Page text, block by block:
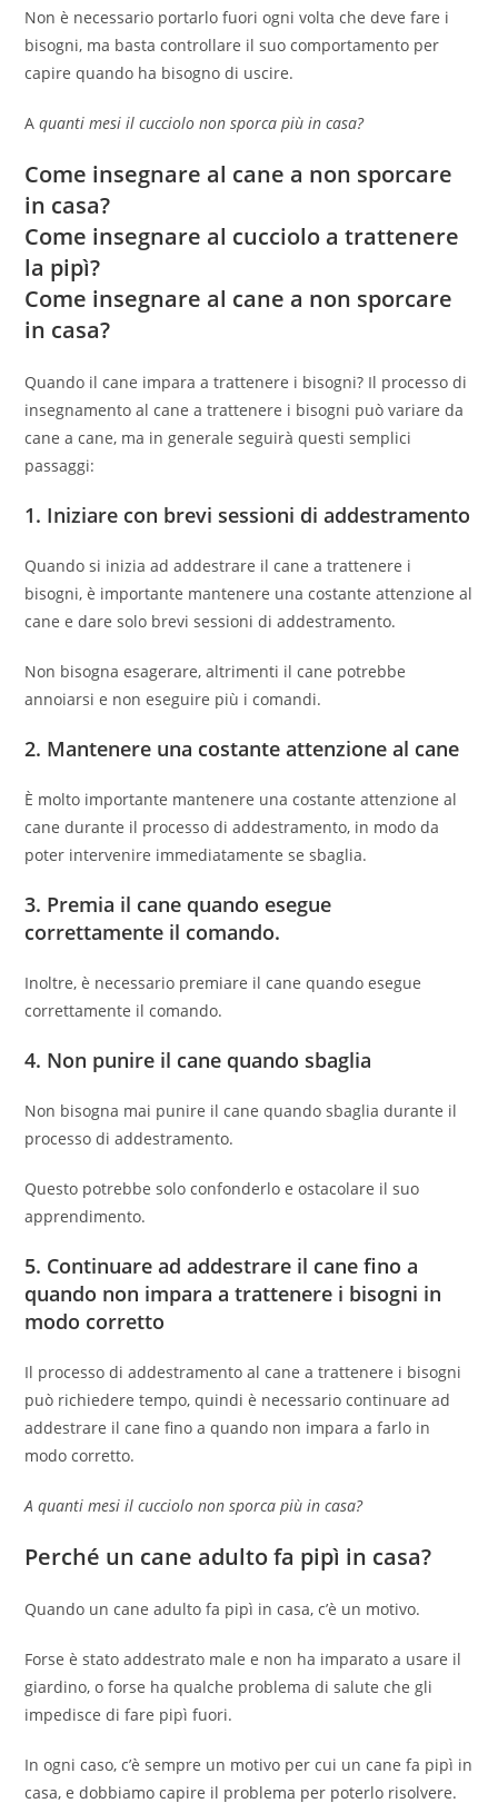
Non è necessario portarlo fuori ogni volta che deve fare i
bisogni, ma basta controllare il suo comportamento per
capire quando ha bisogno di uscire.
A quanti mesi il cucciolo non sporca più in casa?
Come insegnare al cane a non sporcare
in casa?
Come insegnare al cucciolo a trattenere
la pipì?
Come insegnare al cane a non sporcare
in casa?
Quando il cane impara a trattenere i bisogni? Il processo di
insegnamento al cane a trattenere i bisogni può variare da
cane a cane, ma in generale seguirà questi semplici
passaggi:
1. Iniziare con brevi sessioni di addestramento
Quando si inizia ad addestrare il cane a trattenere i
bisogni, è importante mantenere una costante attenzione al
cane e dare solo brevi sessioni di addestramento.
Non bisogna esagerare, altrimenti il cane potrebbe
annoiarsi e non eseguire più i comandi.
2. Mantenere una costante attenzione al cane
È molto importante mantenere una costante attenzione al
cane durante il processo di addestramento, in modo da
poter intervenire immediatamente se sbaglia.
3. Premia il cane quando esegue
correttamente il comando.
Inoltre, è necessario premiare il cane quando esegue
correttamente il comando.
4. Non punire il cane quando sbaglia
Non bisogna mai punire il cane quando sbaglia durante il
processo di addestramento.
Questo potrebbe solo confonderlo e ostacolare il suo
apprendimento.
5. Continuare ad addestrare il cane fino a
quando non impara a trattenere i bisogni in
modo corretto
Il processo di addestramento al cane a trattenere i bisogni
può richiedere tempo, quindi è necessario continuare ad
addestrare il cane fino a quando non impara a farlo in
modo corretto.
A quanti mesi il cucciolo non sporca più in casa?
Perché un cane adulto fa pipì in casa?
Quando un cane adulto fa pipì in casa, c’è un motivo.
Forse è stato addestrato male e non ha imparato a usare il
giardino, o forse ha qualche problema di salute che gli
impedisce di fare pipì fuori.
In ogni caso, c’è sempre un motivo per cui un cane fa pipì in
casa, e dobbiamo capire il problema per poterlo risolvere.